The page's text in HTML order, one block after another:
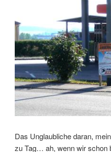
Das Unglaubliche daran,
zu Tag… ah, wenn wir schon